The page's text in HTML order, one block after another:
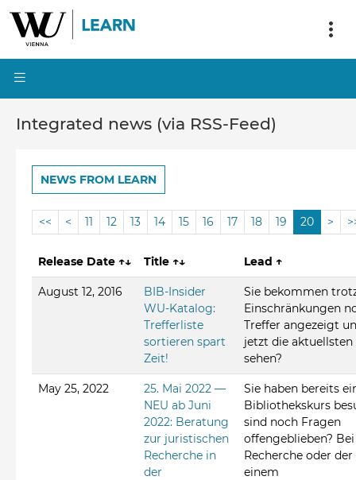
Integrated news (via RSS-Feed)
NEWS FROM LEARN
<< < 11 12 13 14 15 16 17 18 19 20 >
Release Date ↑↓ Title ↑↓ Lead ↑
August 12, 2016
BIB-Insider
WU-Katalog:
Trefferliste
sortieren spart
Zeit!
Sie bekommen
Einschränkungen
Treffer angezeigt
jetzt die aktuellsten
sehen?
May 25, 2022
25. Mai 2022 —
NEU ab Juni
2022: Beratung
zur juristischen
Recherche in
der
Sie haben bereits
Bibliothekskurs
sind noch Fragen
offengeblieben?
Recherche oder
einem